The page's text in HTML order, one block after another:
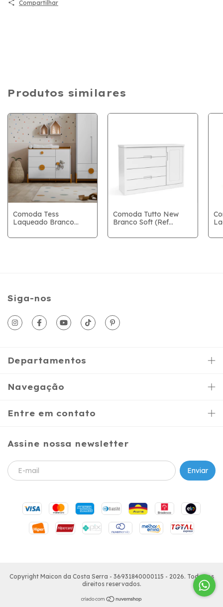
Compartilhar
Produtos similares
Comoda Tess
Laqueado Branco
Wood SM (Ref 20501)
Comoda Tutto New
Branco Soft (Ref
Siga-nos
Departamentos
Navegação
Entre em contato
Assine nossa newsletter
Copyright Maicon da Costa Serra - 36931840000115 - 2026. Todos os
direitos reservados.